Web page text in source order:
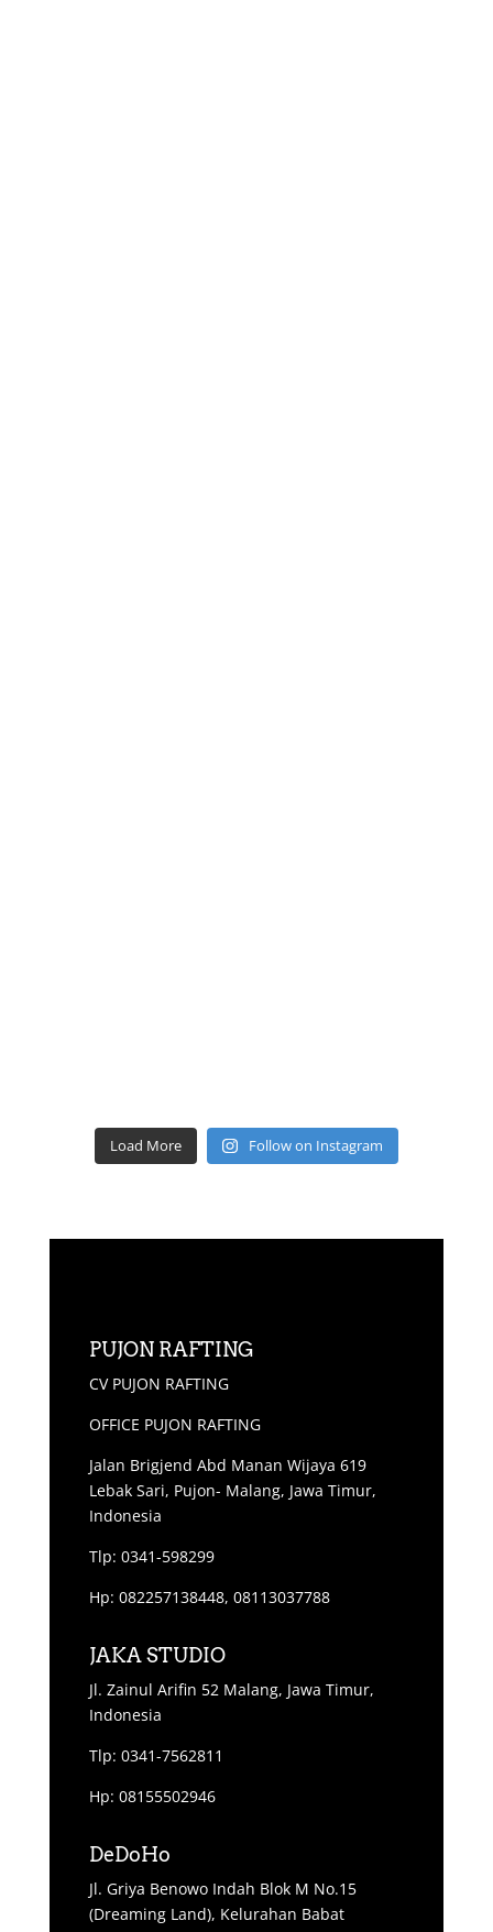
Load More Follow on Instagram
PUJON RAFTING
CV PUJON RAFTING
OFFICE PUJON RAFTING
Jalan Brigjend Abd Manan Wijaya 619
Lebak Sari, Pujon- Malang, Jawa Timur,
Indonesia
Tlp: 0341-598299
Hp: 082257138448, 08113037788
JAKA STUDIO
Jl. Zainul Arifin 52 Malang, Jawa Timur,
Indonesia
Tlp: 0341-7562811
Hp: 08155502946
DeDoHo
Jl. Griya Benowo Indah Blok M No.15
(Dreaming Land), Kelurahan Babat